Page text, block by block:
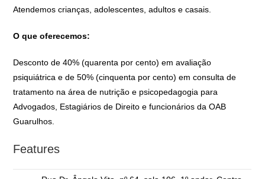
Atendemos crianças, adolescentes, adultos e casais.
O que oferecemos:
Desconto de 40% (quarenta por cento) em avaliação
psiquiátrica e de 50% (cinquenta por cento) em consulta de
tratamento na área de nutrição e psicopedagogia para
Advogados, Estagiários de Direito e funcionários da OAB
Guarulhos.
Features